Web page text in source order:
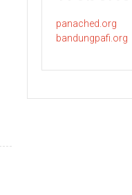
panached.org
bandungpafi.org